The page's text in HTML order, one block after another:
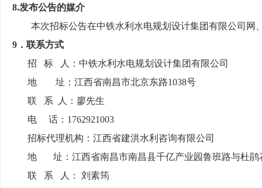
8.发布公告的媒介
本次招标公告在中铁水利水电规划设计集团有限公司
9．联系方式
招
标
人：中铁水利水电规划设计集团有限公司
地
址： 江西省南昌市北京东路1038号
联 系 人： 廖先生
电话：1762921003
招标代理机构：江西省建洪水利咨询有限公司
地址：江西省南昌市南昌县千亿产业园鲁班路与杜鹃
联
系 人：
刘素筠